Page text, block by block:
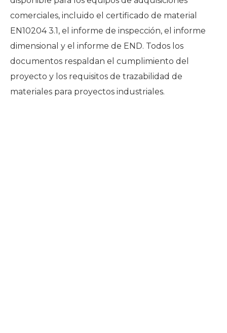
comerciales, incluido el certificado de material
EN10204 3.1, el informe de inspección, el informe
dimensional y el informe de END. Todos los
documentos respaldan el cumplimiento del
proyecto y los requisitos de trazabilidad de
materiales para proyectos industriales.